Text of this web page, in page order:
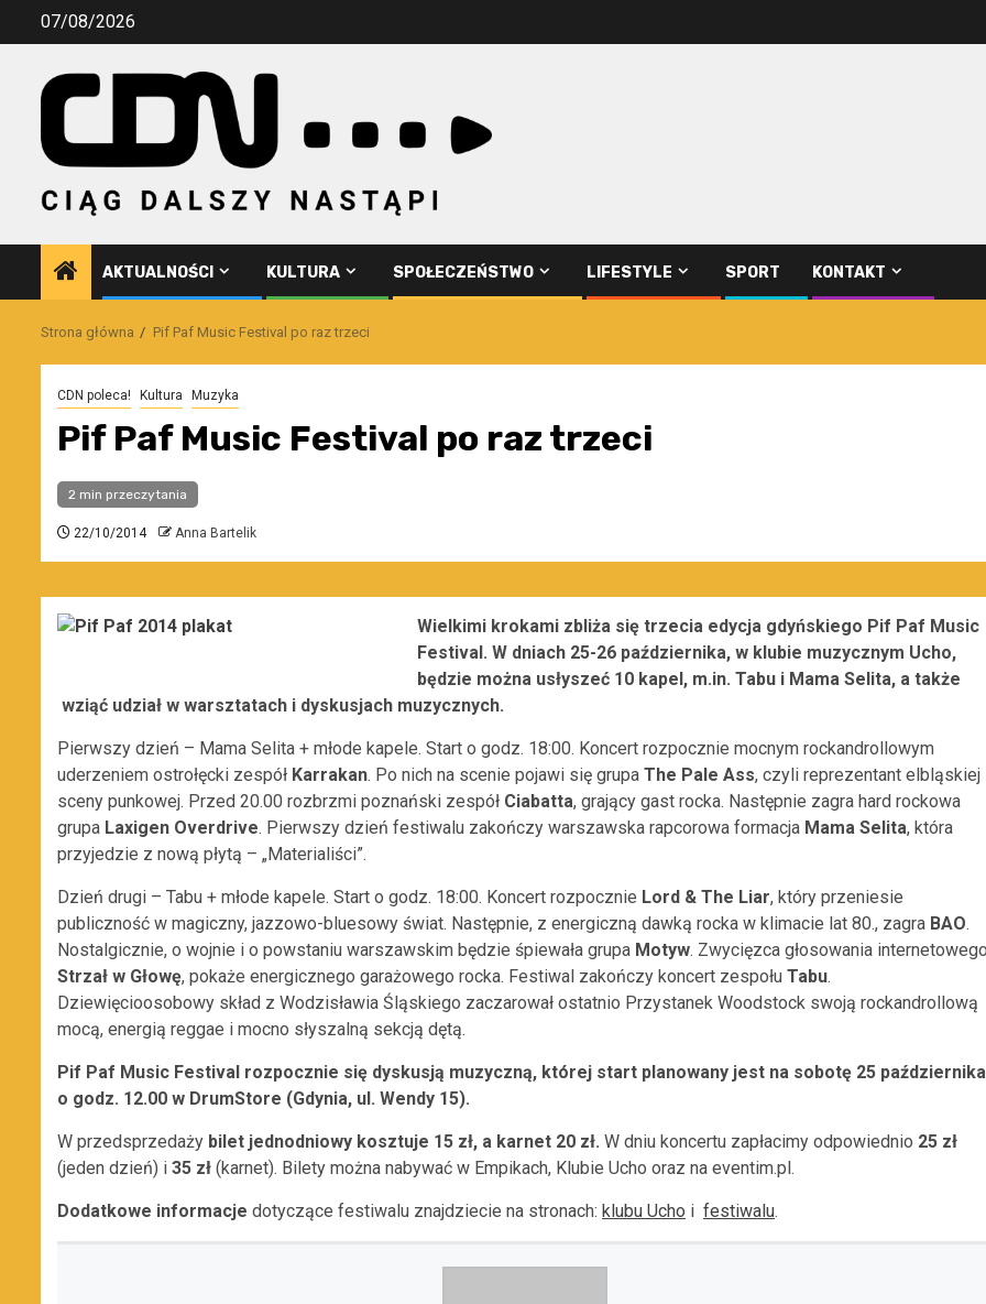
Przejdź07/08/2026
AKTUALNOŚCI KULTURA SPOŁECZEŃSTWO LIFESTYLE SPORT KONTAKT
Strona główna Pif Paf Music Festival po raz trzeci
CDN poleca! Kultura Muzyka
Pif Paf Music Festival po raz trzeci
2 min przeczytania
22/10/2014 Anna Bartelik
Wielkimi krokami zbliża się trzecia edycja gdyńskiego Pif Paf Music
Festival. W dniach 25-26 października, w klubie muzycznym Ucho,
będzie można usłyszeć 10 kapel, m.in. Tabu i Mama Selita, a także
wziąć udział w warsztatach i dyskusjach muzycznych.
Pierwszy dzień – Mama Selita + młode kapele. Start o godz. 18:00. Koncert rozpocznie mocnym rockandrollowym
uderzeniem ostrołęcki zespół Karrakan. Po nich na scenie pojawi się grupa The Pale Ass, czyli reprezentant elbląskiej
sceny punkowej. Przed 20.00 rozbrzmi poznański zespół Ciabatta, grający gast rocka. Następnie zagra hard rockowa
grupa Laxigen Overdrive. Pierwszy dzień festiwalu zakończy warszawska rapcorowa formacja Mama Selita, która
przyjedzie z nową płytą – „Materialiści”.
Dzień drugi – Tabu + młode kapele. Start o godz. 18:00. Koncert rozpocznie Lord & The Liar, który przeniesie
publiczność w magiczny, jazzowo-bluesowy świat. Następnie, z energiczną dawką rocka w klimacie lat 80., zagra BAO.
Nostalgicznie, o wojnie i o powstaniu warszawskim będzie śpiewała grupa Motyw. Zwycięzca głosowania
Strzał w Głowę, pokaże energicznego garażowego rocka. Festiwal zakończy koncert zespołu Tabu.
Dziewięcioosobowy skład z Wodzisławia Śląskiego zaczarował ostatnio Przystanek Woodstock swoją rockandrollową
mocą, energią reggae i mocno słyszalną sekcją dętą.
Pif Paf Music Festival rozpocznie się dyskusją muzyczną, której start planowany jest na sobotę 25 października
o godz. 12.00 w DrumStore (Gdynia, ul. Wendy 15).
W przedsprzedaży bilet jednodniowy kosztuje 15 zł, a karnet 20 zł. W dniu koncertu zapłacimy odpowiednio 25 zł
(jeden dzień) i 35 zł (karnet). Bilety można nabywać w Empikach, Klubie Ucho oraz na eventim.pl.
Dodatkowe informacje dotyczące festiwalu znajdziecie na stronach: klubu Ucho i festiwalu.